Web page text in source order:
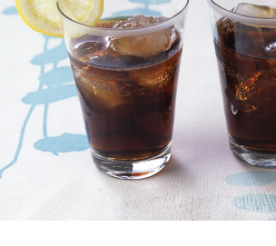
お酢ドリンク ぽ
みりん風・料理酒
た
キャンペーン情報
ブランド・スペシャルサイト
ブランド・スペシャルサイト トップ
商品ブランドサイト
Fibee（ファイビー）
くらしプラ酢
カンタン酢
企業情報